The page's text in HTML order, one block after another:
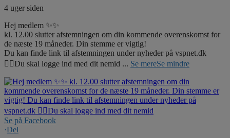
4 uger siden
Hej medlem ✨✨
kl. 12.00 slutter afstemningen om din kommende overenskomst for
de næste 19 måneder. Din stemme er vigtig!
Du kan finde link til afstemningen under nyheder på vspnet.dk
☝🏼Du skal logge ind med dit nemid ... Se mereSe mindre
Se på Facebook
·Del